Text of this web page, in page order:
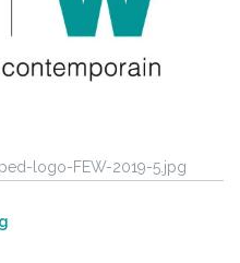
logo-FEW-2019-5.jpg